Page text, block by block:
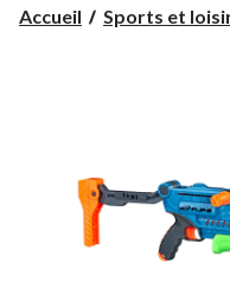
Accueil Sports et